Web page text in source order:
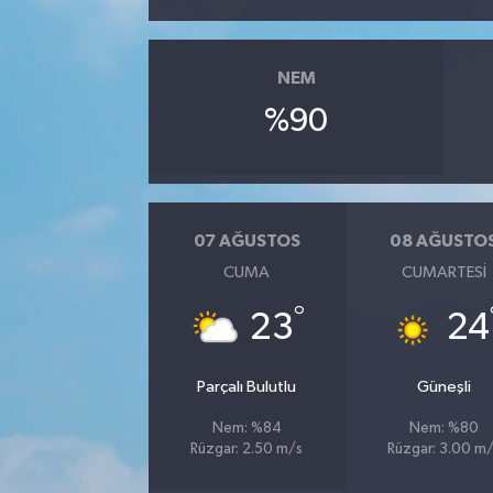
NEM
%90
07 AĞUSTOS
CUMA
23°
Parçalı Bulutlu
Nem: %84
Rüzgar: 2.50 m/s
08
CUMARTESI
24
Güneşli
Nem: %80
Rüzgar: 3.00
TÜRKİYE'DE TREND HABERLER